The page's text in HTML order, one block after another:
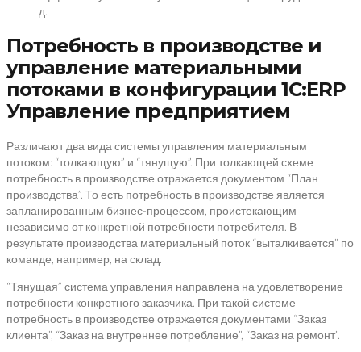
д.
Потребность в производстве и
управление материальными
потоками в конфигурации 1С:ERP
Управление предприятием
Различают два вида системы управления материальным
потоком: “толкающую” и “тянущую”. При толкающей схеме
потребность в производстве отражается документом “План
производства”. То есть потребность в производстве является
запланированным бизнес-процессом, проистекающим
независимо от конкретной потребности потребителя. В
результате производства материальный поток “выталкивается” по
команде, например, на склад.
“Тянущая” система управления направлена на удовлетворение
потребности конкретного заказчика. При такой системе
потребность в производстве отражается документами “Заказ
клиента”, “Заказ на внутреннее потребление”, “Заказ на ремонт”.